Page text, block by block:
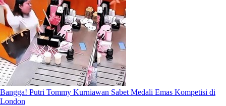
Bangga! Putri Tommy Kurniawan Sabet Medali Emas Kompetisi di
London